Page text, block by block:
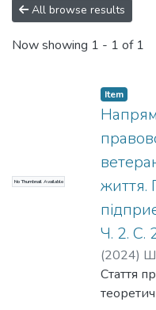
All browse results
Now showing 1 - 1 of 1
No Thumbnail Available
Item
життя.
Ч. 2. С.
(2024)
Стаття